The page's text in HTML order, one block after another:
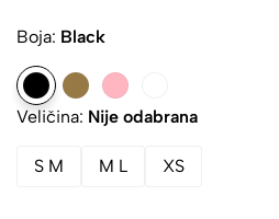
Boja: Black
Veličina: Nije odabrana
S M M L XS